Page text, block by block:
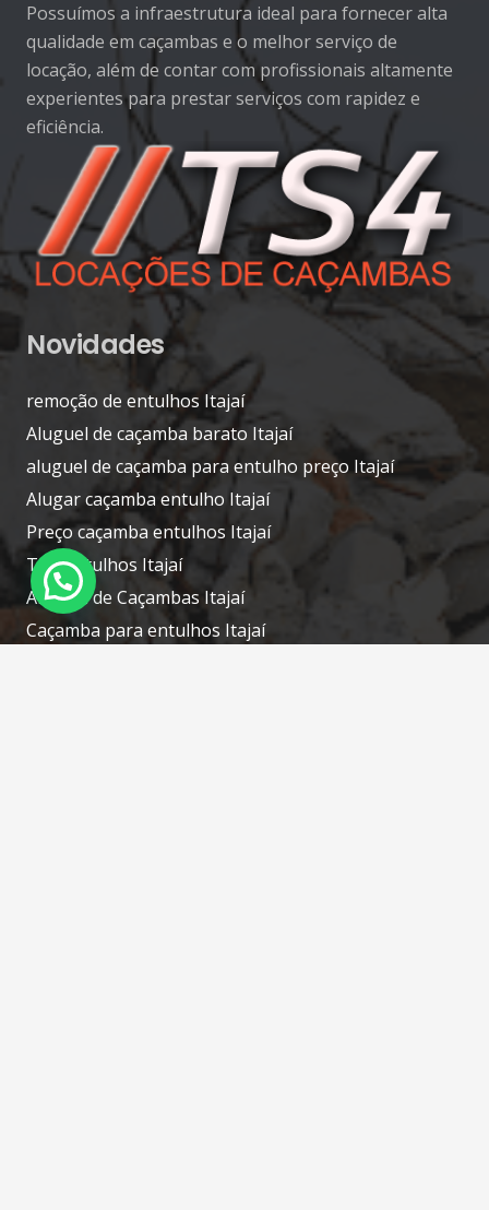
Possuímos a infraestrutura ideal para fornecer alta
qualidade em caçambas e o melhor serviço de
locação, além de contar com profissionais altamente
experientes para prestar serviços com rapidez e
eficiência.
Novidades
remoção de entulhos Itajaí
Aluguel de caçamba barato Itajaí
aluguel de caçamba para entulho preço Itajaí
Alugar caçamba entulho Itajaí
Preço caçamba entulhos Itajaí
Tira entulhos Itajaí
Aluguel de Caçambas Itajaí
Caçamba para entulhos Itajaí